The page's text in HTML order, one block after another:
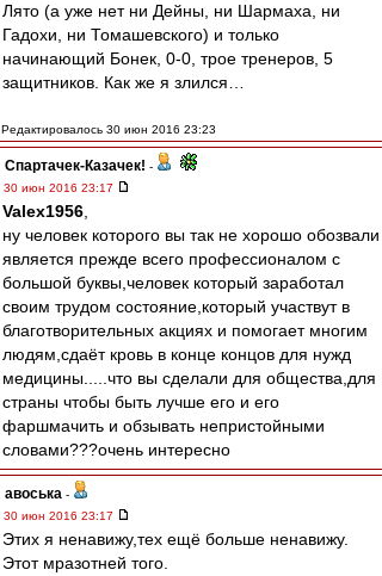
Лято (а уже нет ни Дейны, ни Шармаха, ни
Гадохи, ни Томашевского) и только
начинающий Бонек, 0-0, трое тренеров, 5
защитников. Как же я злился…
Редактировалось 30 июн 2016 23:23
Спартачек-Казачек! -
30 июн 2016 23:17
Valex1956
ну человек которого вы так не хорошо обозвали
является прежде всего профессионалом с
большой буквы,человек который заработал
своим трудом состояние,который участвут в
благотворительных акциях и помогает многим
людям,сдаёт кровь в конце концов для нужд
медицины.....что вы сделали для общества,для
страны чтобы быть лучше его и его
фаршмачить и обзывать непристойными
словами???очень интересно
авоська -
30 июн 2016 23:17
Этих я ненавижу,тех ещё больше ненавижу.
Этот мразотней того.